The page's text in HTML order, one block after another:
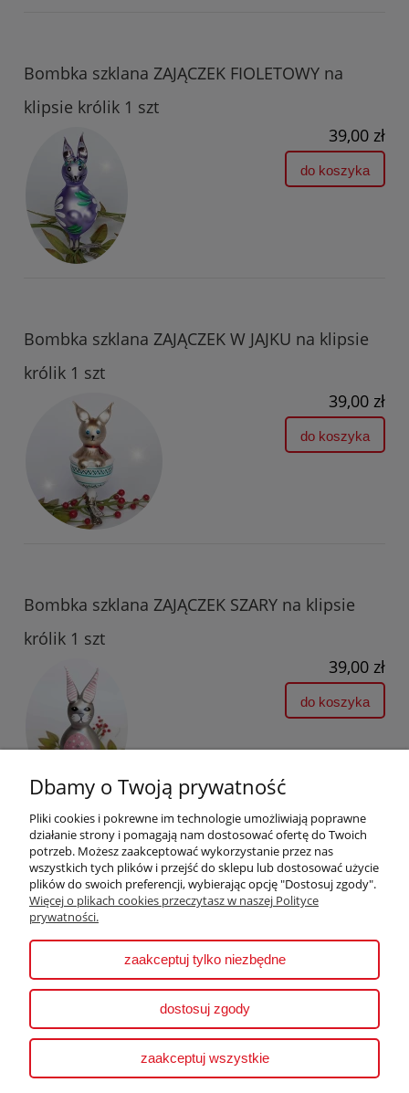
Bombka szklana ZAJĄCZEK FIOLETOWY na
klipsie królik 1 szt
39,00 zł
do koszyka
Bombka szklana ZAJĄCZEK W JAJKU na klipsie
królik 1 szt
39,00 zł
do koszyka
Bombka szklana ZAJĄCZEK SZARY na klipsie
królik 1 szt
39,00 zł
do koszyka
Pomoc
Płatności i dostawa
Informacje
O nas
Dbamy o Twoją prywatność
Pliki cookies i pokrewne im technologie umożliwiają poprawne
działanie strony i pomagają nam dostosować ofertę do Twoich
potrzeb. Możesz zaakceptować wykorzystanie przez nas
wszystkich tych plików i przejść do sklepu lub dostosować użycie
plików do swoich preferencji, wybierając opcję "Dostosuj zgody".
Więcej o plikach cookies przeczytasz w naszej Polityce
prywatności.
zaakceptuj tylko niezbędne
dostosuj zgody
zaakceptuj wszystkie